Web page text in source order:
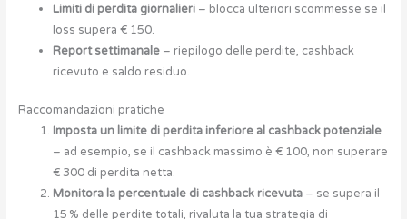
Limiti di perdita giornalieri– blocca ulteriori scommesse se il
loss supera € 150.
Report settimanale– riepilogo delle perdite, cashback
ricevuto e saldo residuo.
Raccomandazioni pratiche
Imposta un limite di perdita inferiore al cashback potenziale
– ad esempio, se il cashback massimo è € 100, non superare
€ 300 di perdita netta.
Monitora la percentuale di cashback ricevuta– se supera il
15 % delle perdite totali, rivaluta la tua strategia di